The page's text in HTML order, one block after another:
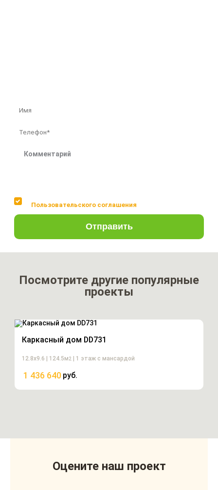
Пользовательского соглашения
Отправить
Посмотрите другие популярные
проекты
Каркасный дом DD731
12.8х9.6 | 124.5м2 | 1 этаж с мансардой
1 436 640 руб.
Оцените наш проект